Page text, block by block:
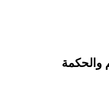
والحكمة